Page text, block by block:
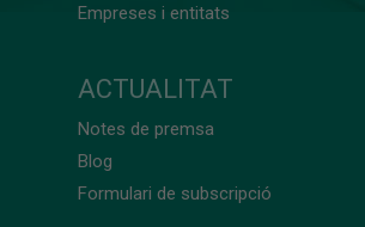
Empreses i entitats
ACTUALITAT
Notes de premsa
Blog
Formulari de subscripció